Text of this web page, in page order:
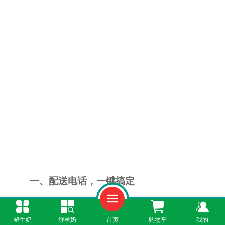
一、配送电话，一键搞定
如果您想最快速度订到羊奶，直接拨打
鲜牛奶 鲜羊奶 首页 购物车 我的